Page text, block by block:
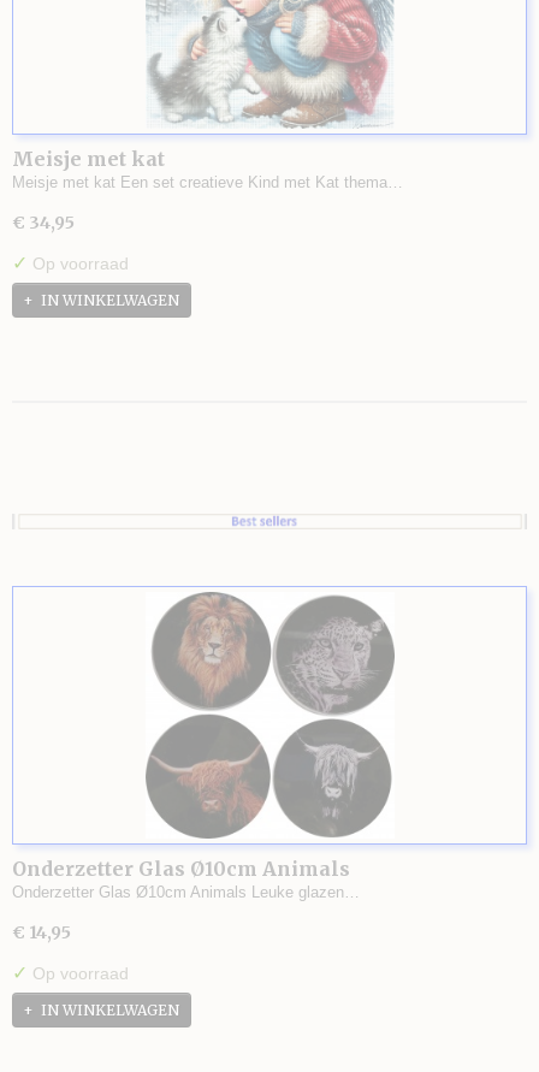
Meisje met kat
Meisje met kat Een set creatieve Kind met Kat thema…
€ 34,95
✓ Op voorraad
IN WINKELWAGEN
Onderzetter Glas Ø10cm Animals
Onderzetter Glas Ø10cm Animals Leuke glazen…
€ 14,95
✓ Op voorraad
IN WINKELWAGEN